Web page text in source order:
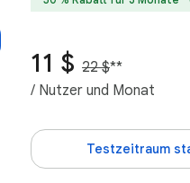
11 $ 22 $**
/ Nutzer und Monat
Testzeitraum